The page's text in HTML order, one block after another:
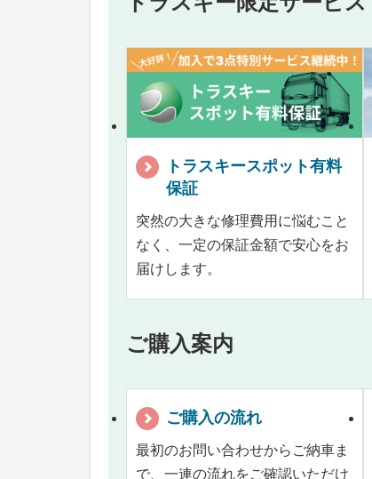
トラスキースポット有料
保証
突然の大きな修理費用に悩むこと
なく、一定の保証金額で安心をお
届けします。
ご購入案内
ご購入の流れ
最初のお問い合わせからご納車ま
で、一連の流れをご確認いただけ